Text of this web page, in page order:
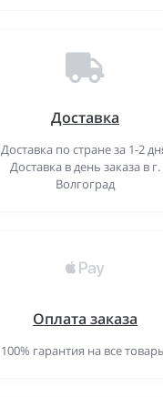
Доставка
Доставка по стране за 1-2
Доставка в день заказа в г.
Волгоград
Оплата заказа
100% гарантия на все